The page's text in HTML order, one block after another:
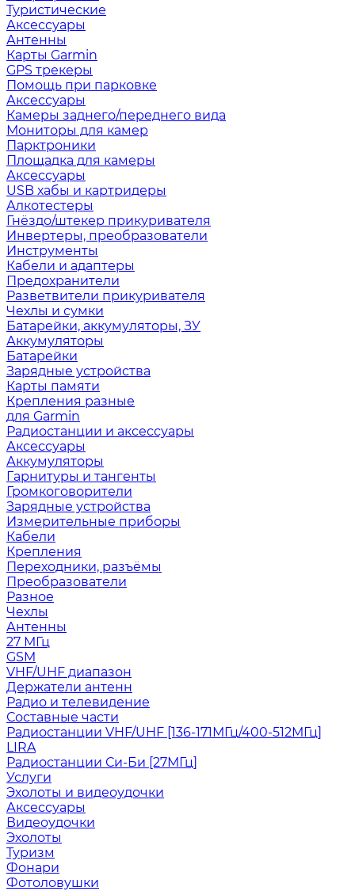
Туристические
Аксессуары
Антенны
Карты Garmin
GPS трекеры
Помощь при парковке
Аксессуары
Камеры заднего/переднего вида
Мониторы для камер
Парктроники
Площадка для камеры
Аксессуары
USB хабы и картридеры
Алкотестеры
Гнёздо/штекер прикуривателя
Инвертеры, преобразователи
Инструменты
Кабели и адаптеры
Предохранители
Разветвители прикуривателя
Чехлы и сумки
Батарейки, аккумуляторы, ЗУ
Аккумуляторы
Батарейки
Зарядные устройства
Карты памяти
Крепления разные
для Garmin
Радиостанции и аксессуары
Аксессуары
Аккумуляторы
Гарнитуры и тангенты
Громкоговорители
Зарядные устройства
Измерительные приборы
Кабели
Крепления
Переходники, разъёмы
Преобразователи
Разное
Чехлы
Антенны
27 МГц
GSM
VHF/UHF диапазон
Держатели антенн
Радио и телевидение
Составные части
Радиостанции VHF/UHF [136-171МГц/400-512МГц]
LIRA
Радиостанции Си-Би [27МГц]
Услуги
Эхолоты и видеоудочки
Аксессуары
Видеоудочки
Эхолоты
Туризм
Фонари
Фотоловушки